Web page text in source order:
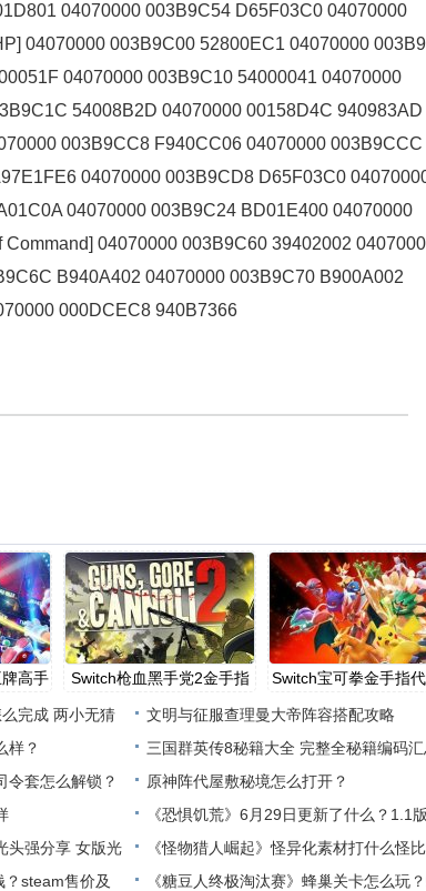
04070000 003B9C54 D65F03C0 04070000
04070000 003B9C00 52800EC1 04070000
04070000 003B9C10 54000041 04070000
54008B2D 04070000 00158D4C 940983AD
003B9CC8 F940CC06 04070000 003B9CCC
04070000 003B9CD8 D65F03C0
04070000 003B9C24 BD01E400 04070000
04070000 003B9C60 39402002
B940A402 04070000 003B9C70 B900A002
000DCEC8 940B7366
高手
Switch枪血黑手党2金手指
代
Switch宝可拳金手指
完成 两小无猜
文明与征服查理曼大帝阵容搭配攻略
样？
三国群英传8秘籍大全 完整全秘籍编码汇
令套怎么解锁？
原神阵代屋敷秘境怎么打开？
《恐惧饥荒》6月29日更新了什么？1.1
新内
头强分享 女版光
《怪物猎人崛起》怪异化素材打什么怪
好？
？steam售价及
《糖豆人终极淘汰赛》蜂巢关卡怎么玩